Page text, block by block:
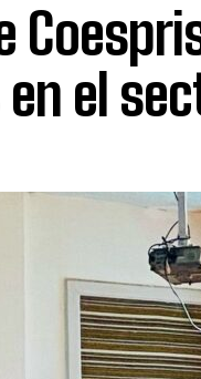
el